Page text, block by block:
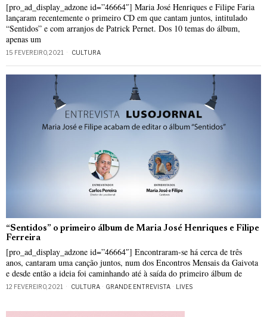
[pro_ad_display_adzone id=”46664″] Maria José Henriques e Filipe Faria
lançaram recentemente o primeiro CD em que cantam juntos, intitulado
“Sentidos” e com arranjos de Patrick Pernet. Dos 10 temas do álbum,
apenas um
15 FEVEREIRO, 2021 CULTURA
“Sentidos” o primeiro álbum de Maria José Henriques e Filipe
Ferreira
[pro_ad_display_adzone id=”46664″] Encontraram-se há cerca de três
anos, cantaram uma canção juntos, num dos Encontros Mensais da Gaivota
e desde então a ideia foi caminhando até à saída do primeiro álbum de
12 FEVEREIRO, 2021 CULTURA · GRANDE ENTREVISTA · LIVES